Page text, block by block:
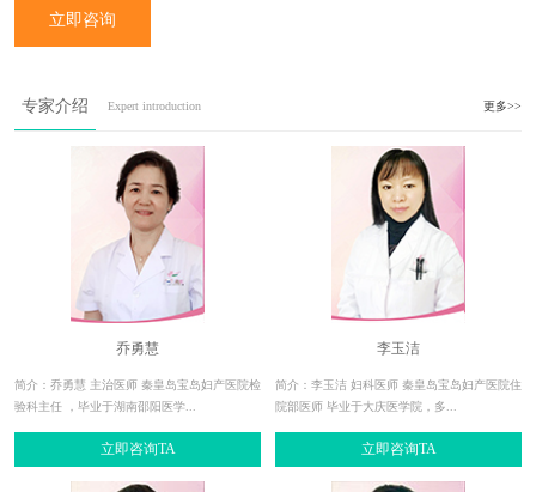
立即咨询
专家介绍 Expert introduction 更多>>
乔勇慧
简介：乔勇慧 主治医师 秦皇岛宝岛妇产医院检
验科主任 ，毕业于湖南邵阳医学...
立即咨询TA
李玉洁
简介：李玉洁 妇科医师 秦皇岛宝岛妇产医院住
院部医师 毕业于大庆医学院，多...
立即咨询TA